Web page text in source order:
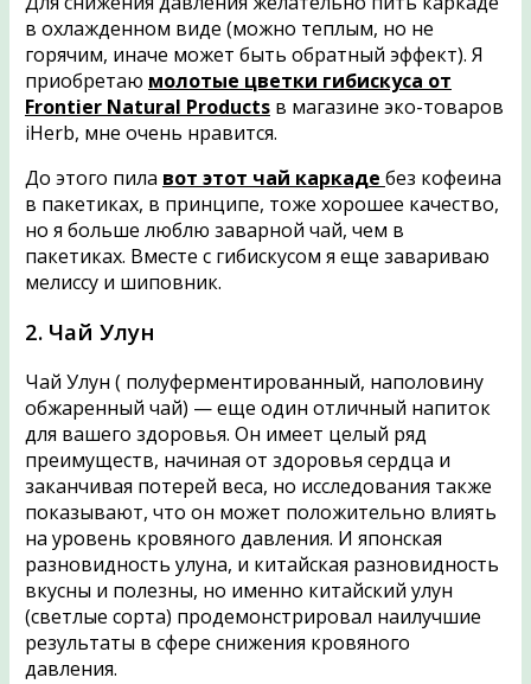
в охлажденном виде (можно теплым, но не
горячим, иначе может быть обратный эффект). Я
приобретаю молотые цветки гибискуса от
Frontier Natural Productsв магазине эко-товаров
iHerb, мне очень нравится.
До этого пила вот этот чай каркаде без кофеина
в пакетиках, в принципе, тоже хорошее качество,
но я больше люблю заварной чай, чем в
пакетиках. Вместе с гибискусом я еще завариваю
мелиссу и шиповник.
2. Чай Улун
Чай Улун ( полуферментированный, наполовину
обжаренный чай) — еще один отличный напиток
для вашего здоровья. Он имеет целый ряд
преимуществ, начиная от здоровья сердца и
заканчивая потерей веса, но исследования также
показывают, что он может положительно влиять
на уровень кровяного давления. И японская
разновидность улуна, и китайская разновидность
вкусны и полезны, но именно китайский улун
(светлые сорта) продемонстрировал наилучшие
результаты в сфере снижения кровяного
давления.